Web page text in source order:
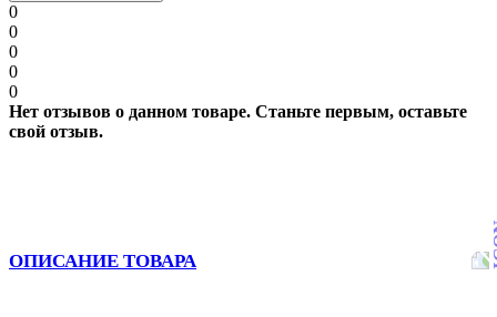
0
0
0
0
0
Нет отзывов о данном товаре. Станьте первым, оставьте
свой отзыв.
ОПИСАНИЕ ТОВАРА